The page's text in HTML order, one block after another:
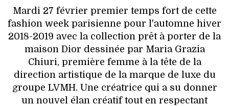
BEAUTÉ
MODE DE RUE
JEUNES CRÉATEURS
HISTOIRE DES MARQUES
Mardi 27 février premier temps fort de cette
fashion week parisienne pour l'automne hiver
2018-2019 avec la collection prêt à porter de la
maison Dior dessinée par Maria Grazia
Chiuri, première femme à la tête de la
direction artistique de la marque de luxe du
groupe LVMH. Une créatrice qui a su donner
un nouvel élan créatif tout en respectant